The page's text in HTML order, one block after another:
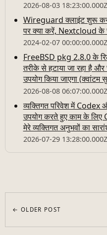
2026-08-03 18:23:00.000Z
Wireguard क्लाइंट शुरू
पर क्या करें, Nextcloud के
2024-02-07 00:00:00.000Z
FreeBSD pkg 2.8.0 के
तरीके से हटाया जा रहा है
उपयोग किया जाएगा (क्वांटम
2026-08-08 06:07:00.000Z
व्यक्तिगत परिवेश में
उपयोग करते हुए काम के
मेरे व्यक्तिगत अनुभवों का
2026-07-29 13:28:00.000Z
← OLDER POST